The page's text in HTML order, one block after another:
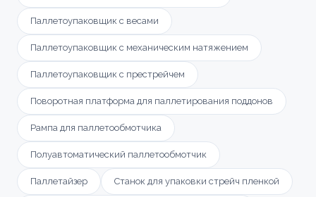
Паллетоупаковщик с весами
Паллетоупаковщик с механическим натяжением
Паллетоупаковщик с престрейчем
Поворотная платформа для паллетирования поддонов
Рампа для паллетообмотчика
Полуавтоматический паллетообмотчик
Паллетайзер Станок для упаковки стрейч пленкой